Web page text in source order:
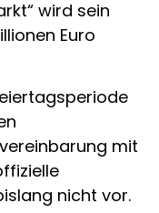
wird sein
Euro
mit
nicht vor.